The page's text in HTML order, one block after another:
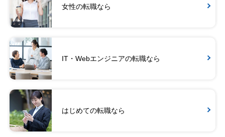
女性の転職なら
IT・Webエンジニアの転職なら
はじめての転職なら